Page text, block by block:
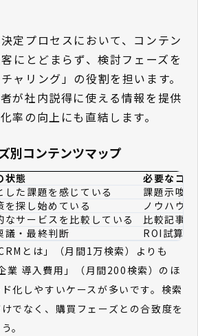
定プロセスにおいて、コンテン
にとどまらず、検討フェーズを
ャリング」の役割を担います。
が社内説得に使える情報を提供
率の向上にも直結します。
別コンテンツマップ
状態
必要なコ
した課題を感じている
課題示唆
を探し始めている
ノウハウ
なサービスを比較している
比較記事
議・最終判断 ROI試算
とは」（月間1万検索）よりも
業 導入費用」（月間200検索）のほ
化しやすいケースが多いです。検索
でなく、購買フェーズとの合致度を
。